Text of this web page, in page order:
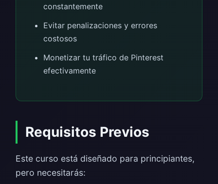
constantemente
Evitar penalizaciones y errores
costosos
Monetizar tu tráfico de Pinterest
efectivamente
Requisitos Previos
Este curso está diseñado para principiantes,
pero necesitarás: